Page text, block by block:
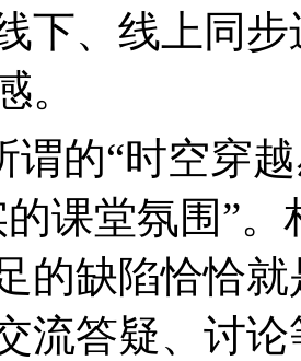
下、线上同
。
谓的“时空穿
的课堂氛围”
的缺陷恰恰
流答疑、讨